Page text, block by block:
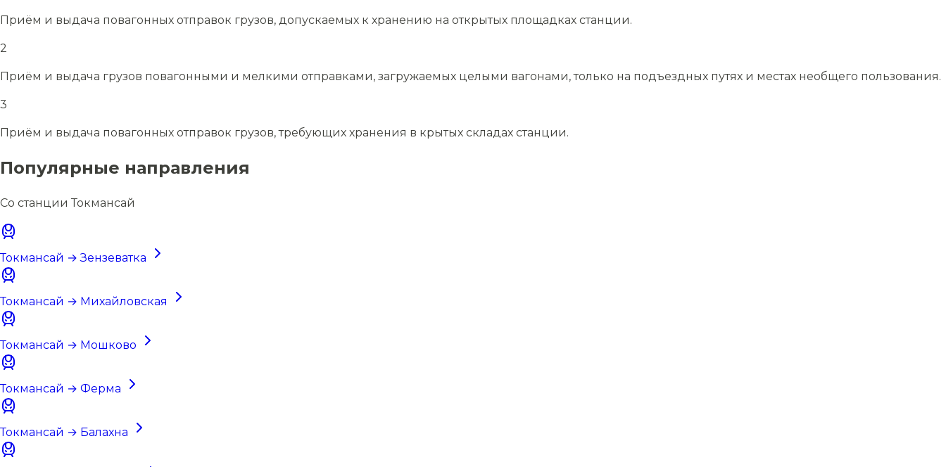
Приём и выдача повагонных отправок грузов, допускаемых к хранению на открытых площадках станции.
2
Приём и выдача грузов повагонными и мелкими отправками, загружаемых целыми вагонами, только на подъездных путях и местах необщего пользования.
3
Приём и выдача повагонных отправок грузов, требующих хранения в крытых складах станции.
Популярные направления
Со станции Токмансай
Токмансай → Зензеватка
Токмансай → Михайловская
Токмансай → Мошково
Токмансай → Ферма
Токмансай → Балахна